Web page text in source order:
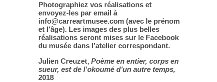
Photographiez vos réalisations et
envoyez-les par email à
info@carreartmusee.com (avec le prénom
et l’âge). Les images des plus belles
réalisations seront mises sur le Facebook
du musée dans l’atelier correspondant.
Julien Creuzet, Poème en entier, corps en
sueur, est de l’okoumé d’un autre temps,
2018